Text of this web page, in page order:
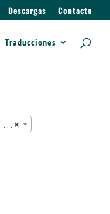
Descargas Contacto
Traducciones
×